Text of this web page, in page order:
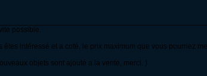
possible.
êtes intéressé et a coté, le prix maximum que vous pourriez
objets sont ajouté a la vente, merci. )